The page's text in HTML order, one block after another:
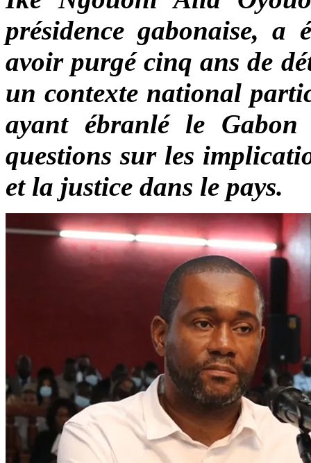
présidence gabonaise,
avoir purgé cinq ans de
un contexte national
ayant ébranlé le
questions sur les
et la justice dans le pays.